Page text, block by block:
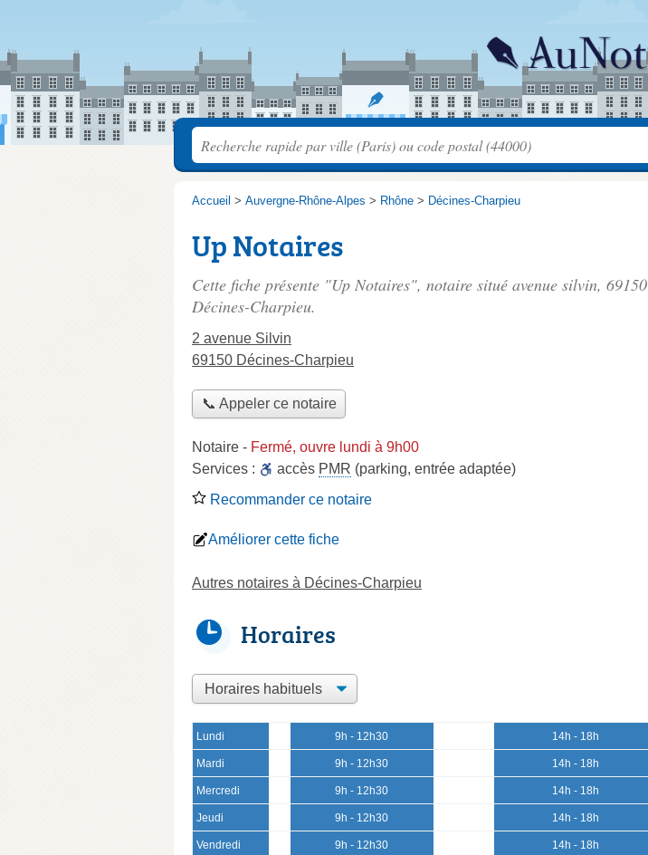
Accueil > Auvergne-Rhône-Alpes > Rhône > Décines-Charpieu
Up Notaires
Cette fiche présente "Up Notaires", notaire situé avenue silvin, 69150
Décines-Charpieu.
2 avenue Silvin
69150 Décines-Charpieu
📞 Appeler ce notaire
Notaire - Fermé, ouvre lundi à 9h00
Services :
accès PMR (parking, entrée adaptée)
Recommander ce notaire
Améliorer cette fiche
Autres notaires à Décines-Charpieu
Horaires
Lundi 9h - 12h30 14h - 18h
Mardi 9h - 12h30 14h - 18h
Mercredi 9h - 12h30 14h - 18h
Jeudi 9h - 12h30 14h - 18h
Vendredi 9h - 12h30 14h - 18h